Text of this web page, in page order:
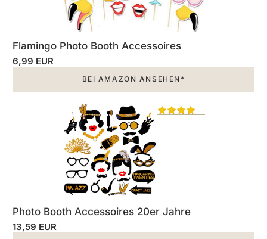
Flamingo Photo Booth Accessoires
6,99 EUR
BEI AMAZON ANSEHEN*
Photo Booth Accessoires 20er Jahre
13,59 EUR